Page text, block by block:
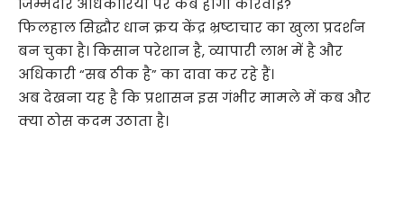
जिम्मेदार अधिकारियों पर कब होगी कार्रवाई?
फिलहाल सिद्धौर धान क्रय केंद्र भ्रष्टाचार का खुला प्रदर्शन
बन चुका है। किसान परेशान है, व्यापारी लाभ में है और
अधिकारी “सब ठीक है” का दावा कर रहे हैं।
अब देखना यह है कि प्रशासन इस गंभीर मामले में कब और
क्या ठोस कदम उठाता है।